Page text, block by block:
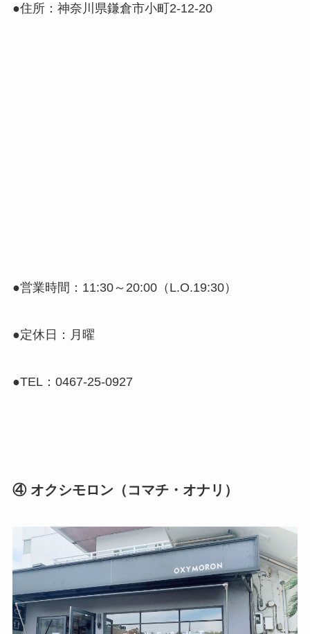
●住所：神奈川県鎌倉市小町2-12-20
●営業時間：11:30～20:00（L.O.19:30）
●定休日：月曜
●TEL：0467-25-0927
④ オクシモロン（コマチ・オナリ）